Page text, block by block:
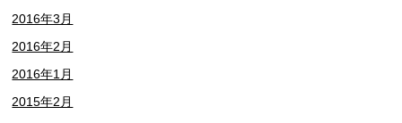
2016年3月
2016年2月
2016年1月
2015年2月